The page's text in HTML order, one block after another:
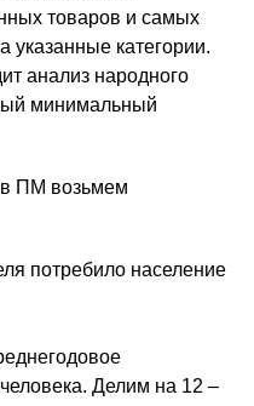
товаров и самых
указанные категории.
анализ народного
минимальный
в ПМ возьмем
потребило население
Делим на 12 –